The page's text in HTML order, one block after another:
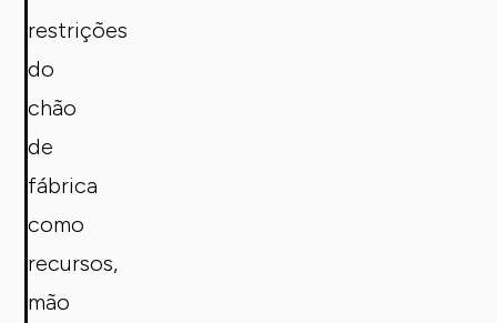
restrições
do
chão
de
fábrica
como
recursos,
mão